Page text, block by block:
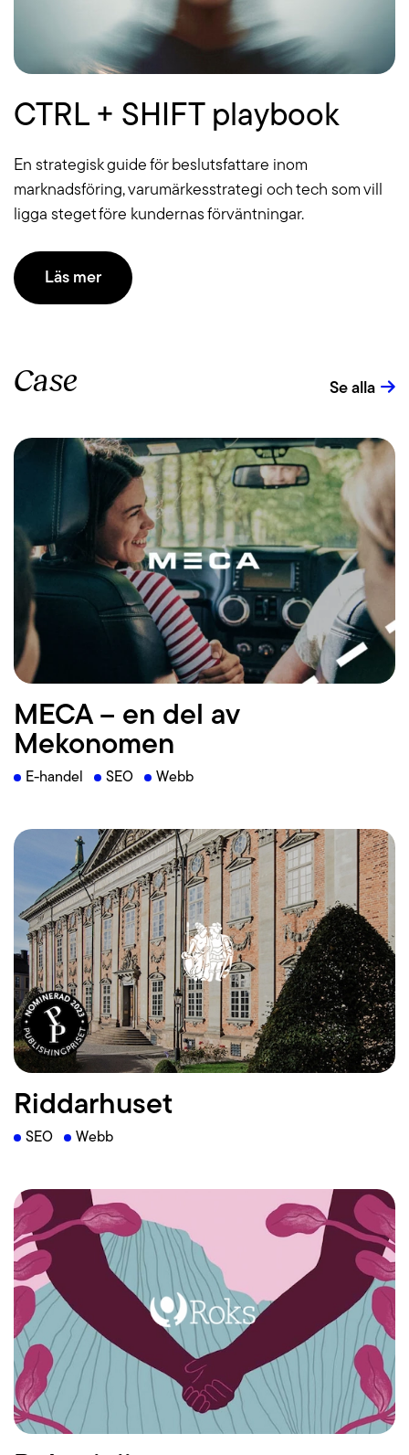
CTRL + SHIFT playbook
En strategisk guide för beslutsfattare inom
marknadsföring, varumärkesstrategi och tech som vill
ligga steget före kundernas förväntningar.
Läs mer
Case Se alla
Läs mer
MECA – en del av
Mekonomen
E-handel SEO Webb
Läs mer
Riddarhuset
SEO Webb
Läs mer